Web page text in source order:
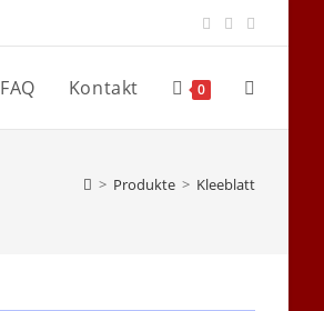
FAQ Kontakt 0 Website-
> Produkte > Kleeblatt